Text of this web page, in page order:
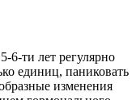
6-ти лет регулярно
единиц, паниковать
изменения